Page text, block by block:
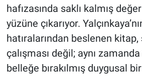
hafızasında saklı kalmış
yüzüne çıkarıyor.
hatıralarından beslenen
çalışması değil; aynı
belleğe bırakılmış duygusal
Yerel
Genel
Asayiş